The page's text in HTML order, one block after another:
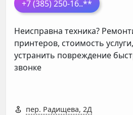
+7 (385) 250-16..**
Неисправна техника?
принтеров, стоимость
устранить повреждение
звонке
пер. Радищева, 2Д